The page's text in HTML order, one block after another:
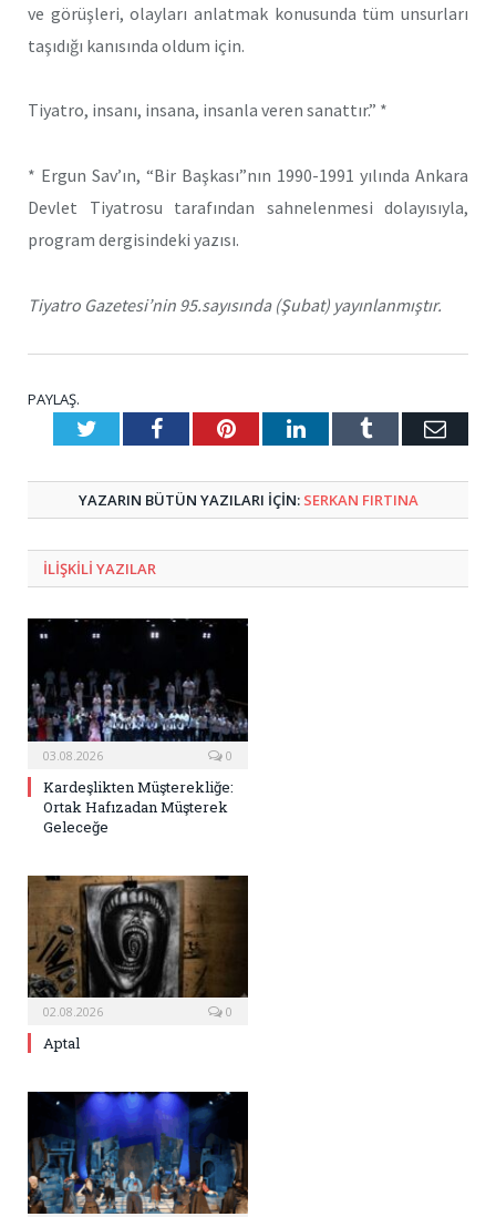
ve görüşleri, olayları anlatmak konusunda tüm unsurları
taşıdığı kanısında oldum için.
Tiyatro, insanı, insana, insanla veren sanattır.” *
* Ergun Sav’ın, “Bir Başkası”nın 1990-1991 yılında Ankara
Devlet Tiyatrosu tarafından sahnelenmesi dolayısıyla,
program dergisindeki yazısı.
Tiyatro Gazetesi’nin 95.sayısında (Şubat) yayınlanmıştır.
PAYLAŞ.
TwitterFacebookPinterestLinkedInTumblr E-
YAZARIN BÜTÜN YAZILARI IÇIN: SERKAN FIRTINA
ILIŞKILI YAZILAR
03.08.2026 0
Kardeşlikten Müşterekliğe:
Ortak Hafızadan Müşterek
Geleceğe
02.08.2026 0
Aptal